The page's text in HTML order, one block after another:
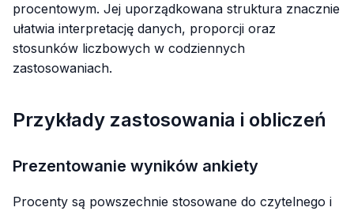
procentowym. Jej uporządkowana struktura znacznie
ułatwia interpretację danych, proporcji oraz
stosunków liczbowych w codziennych
zastosowaniach.
Przykłady zastosowania i obliczeń
Prezentowanie wyników ankiety
Procenty są powszechnie stosowane do czytelnego i